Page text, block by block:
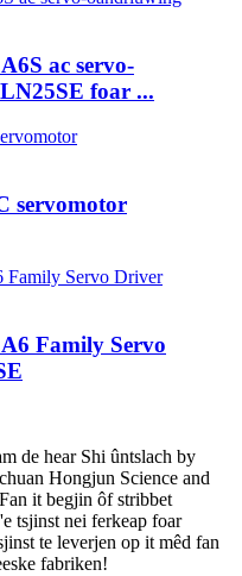
ac servo-
foar ...
servomotor
Family Servo
de hear Shi ûntslach by
Hongjun Science and
it begjin ôf stribbet
tsjinst nei ferkeap foar
te leverjen op it mêd fan
fabriken!